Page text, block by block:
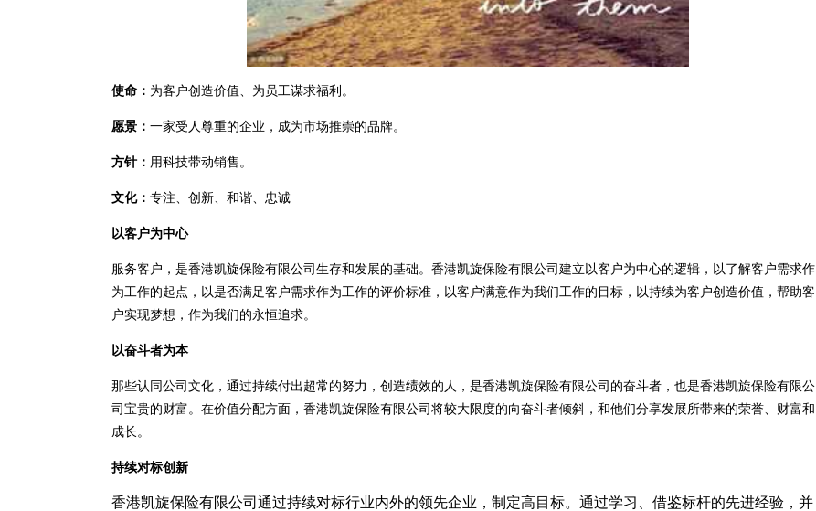
使命： 为客户创造价值、为员工谋求福利。
愿景： 一家受人尊重的企业，成为市场推崇的品牌。
方针： 用科技带动销售。
文化： 专注、创新、和谐、忠诚
以客户为中心
服务客户，是香港凯旋保险有限公司生存和发展的基础。香港凯旋保险有限公司建立以客户为中心的逻辑，以了解客户需求作
为工作的起点，以是否满足客户需求作为工作的评价标准，以客户满意作为我们工作的目标，以持续为客户创造价值，帮助客
户实现梦想，作为我们的永恒追求。
以奋斗者为本
那些认同公司文化，通过持续付出超常的努力，创造绩效的人，是香港凯旋保险有限公司的奋斗者，也是香港凯旋保险有限公
司宝贵的财富。在价值分配方面，香港凯旋保险有限公司将较大限度的向奋斗者倾斜，和他们分享发展所带来的荣誉、财富和
成长。
持续对标创新
香港凯旋保险有限公司通过持续对标行业内外的领先企业，制定高目标。通过学习、借鉴标杆的先进经验，并